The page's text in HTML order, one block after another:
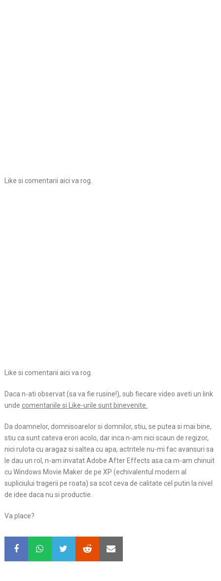
Like si comentarii aici va rog.
Like si comentarii aici va rog.
Daca n-ati observat (sa va fie rusine!), sub fiecare video aveti un link
unde comentariile si Like-urile sunt binevenite.
Da doamnelor, domnisoarelor si domnilor, stiu, se putea si mai bine,
stiu ca sunt cateva erori acolo, dar inca n-am nici scaun de regizor,
nici rulota cu aragaz si saltea cu apa, actritele nu-mi fac avansuri sa
le dau un rol, n-am invatat Adobe After Effects asa ca m-am chinuit
cu Windows Movie Maker de pe XP (echivalentul modern al
supliciului tragerii pe roata) sa scot ceva de calitate cel putin la nivel
de idee daca nu si productie.
Va place?